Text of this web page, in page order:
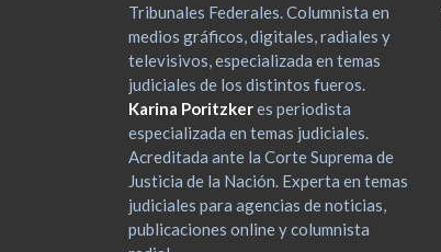
Tribunales Federales. Columnista en
medios gráficos, digitales, radiales y
televisivos, especializada en temas
judiciales de los distintos fueros.
Karina Poritzkeres periodista
especializada en temas judiciales.
Acreditada ante la Corte Suprema de
Justicia de la Nación. Experta en temas
judiciales para agencias de noticias,
publicaciones online y columnista